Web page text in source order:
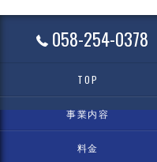
058-254-0378
TOP
事業内容
料金